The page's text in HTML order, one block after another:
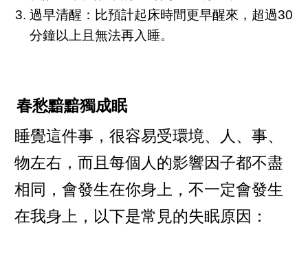
過早清醒：比預計起床時間更早醒來，超過30
分鐘以上且無法再入睡。
春愁黯黯獨成眠
睡覺這件事，很容易受環境、人、事、
物左右，而且每個人的影響因子都不盡
相同，會發生在你身上，不一定會發生
在我身上，以下是常見的失眠原因：